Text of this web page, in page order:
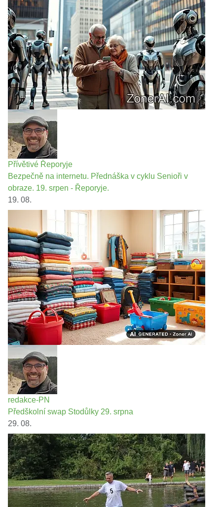
Přívětivé Řeporyje
Bezpečně na internetu. Přednáška v cyklu Senioři v
obraze. 19. srpen - Řeporyje.
19. 08.
redakce-PN
Předškolní swap Stodůlky 29. srpna
29. 08.